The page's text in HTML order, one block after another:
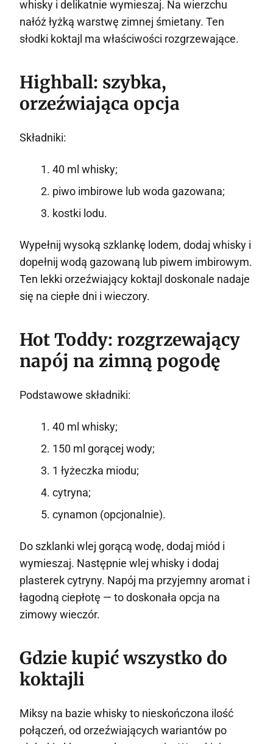
whisky i delikatnie wymieszaj. Na wierzchu
nałóż łyżką warstwę zimnej śmietany. Ten
słodki koktajl ma właściwości rozgrzewające.
Highball: szybka,
orzeźwiająca opcja
Składniki:
40 ml whisky;
piwo imbirowe lub woda gazowana;
kostki lodu.
Wypełnij wysoką szklankę lodem, dodaj whisky i
dopełnij wodą gazowaną lub piwem imbirowym.
Ten lekki orzeźwiający koktajl doskonale nadaje
się na ciepłe dni i wieczory.
Hot Toddy: rozgrzewający
napój na zimną pogodę
Podstawowe składniki:
40 ml whisky;
150 ml gorącej wody;
1 łyżeczka miodu;
cytryna;
cynamon (opcjonalnie).
Do szklanki wlej gorącą wodę, dodaj miód i
wymieszaj. Następnie wlej whisky i dodaj
plasterek cytryny. Napój ma przyjemny aromat i
łagodną ciepłotę — to doskonała opcja na
zimowy wieczór.
Gdzie kupić wszystko do
koktajli
Miksy na bazie whisky to nieskończona ilość
połączeń, od orzeźwiających wariantów po